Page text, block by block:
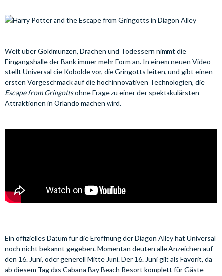
Weit über Goldmünzen, Drachen und Todessern nimmt die
Eingangshalle der Bank immer mehr Form an. In einem neuen Video
stellt Universal die Kobolde vor, die Gringotts leiten, und gibt einen
ersten Vorgeschmack auf die hochinnovativen Technologien, die
Escape from Gringottsohne Frage zu einer der spektakulärsten
Attraktionen in Orlando machen wird.
Ein offizielles Datum für die Eröffnung der Diagon Alley hat Universal
noch nicht bekannt gegeben. Momentan deuten alle Anzeichen auf
den 16. Juni, oder generell Mitte Juni. Der 16. Juni gilt als Favorit, da
ab diesem Tag das Cabana Bay Beach Resort komplett für Gäste